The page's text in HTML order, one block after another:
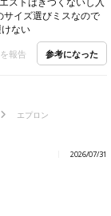
サイズ選びミスなので
ない
報告 参考になった
エプロン
2026/07/31